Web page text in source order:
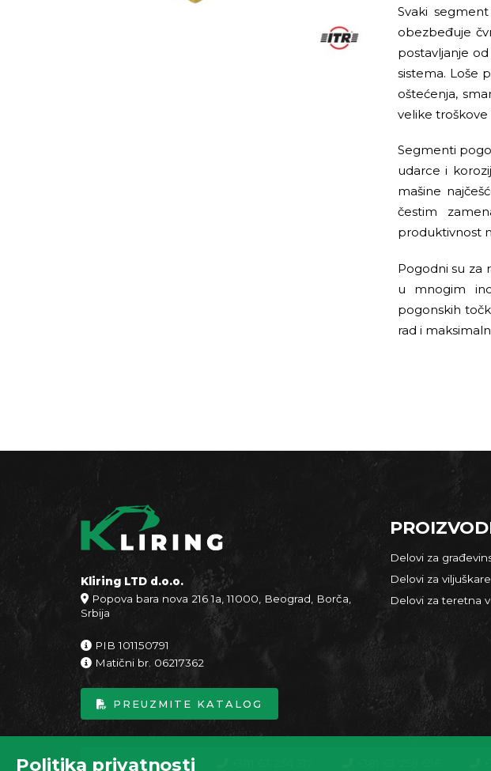
Svaki
obezbeđuje
postavljanje
sistema. Loše
oštećenja,
velike troškove
Segmenti
udarce i
mašine
čestim
produktivnost
Pogodni su za
u mnogim
pogonskih
rad i
Kliring LTD d.o.o.
Popova bara nova 216 1a, 11000, Beograd, Borča,
Srbija
PIB 101150791
Matični br. 06217362
PREUZMITE KATALOG
Delovi za
Delovi za viljuškare
Delovi za teretna
Politika privatnosti